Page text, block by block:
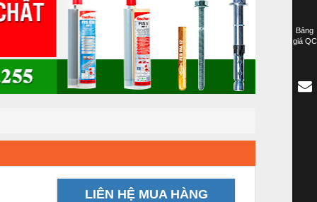
LIÊN HỆ MUA HÀNG
Bảng
giá QC